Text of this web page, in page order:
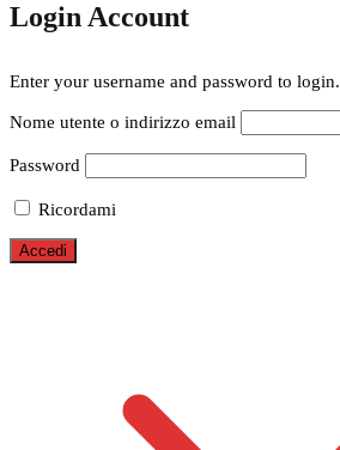
Login Account
Enter your username and password to login.
Nome utente o indirizzo email
Password
Ricordami